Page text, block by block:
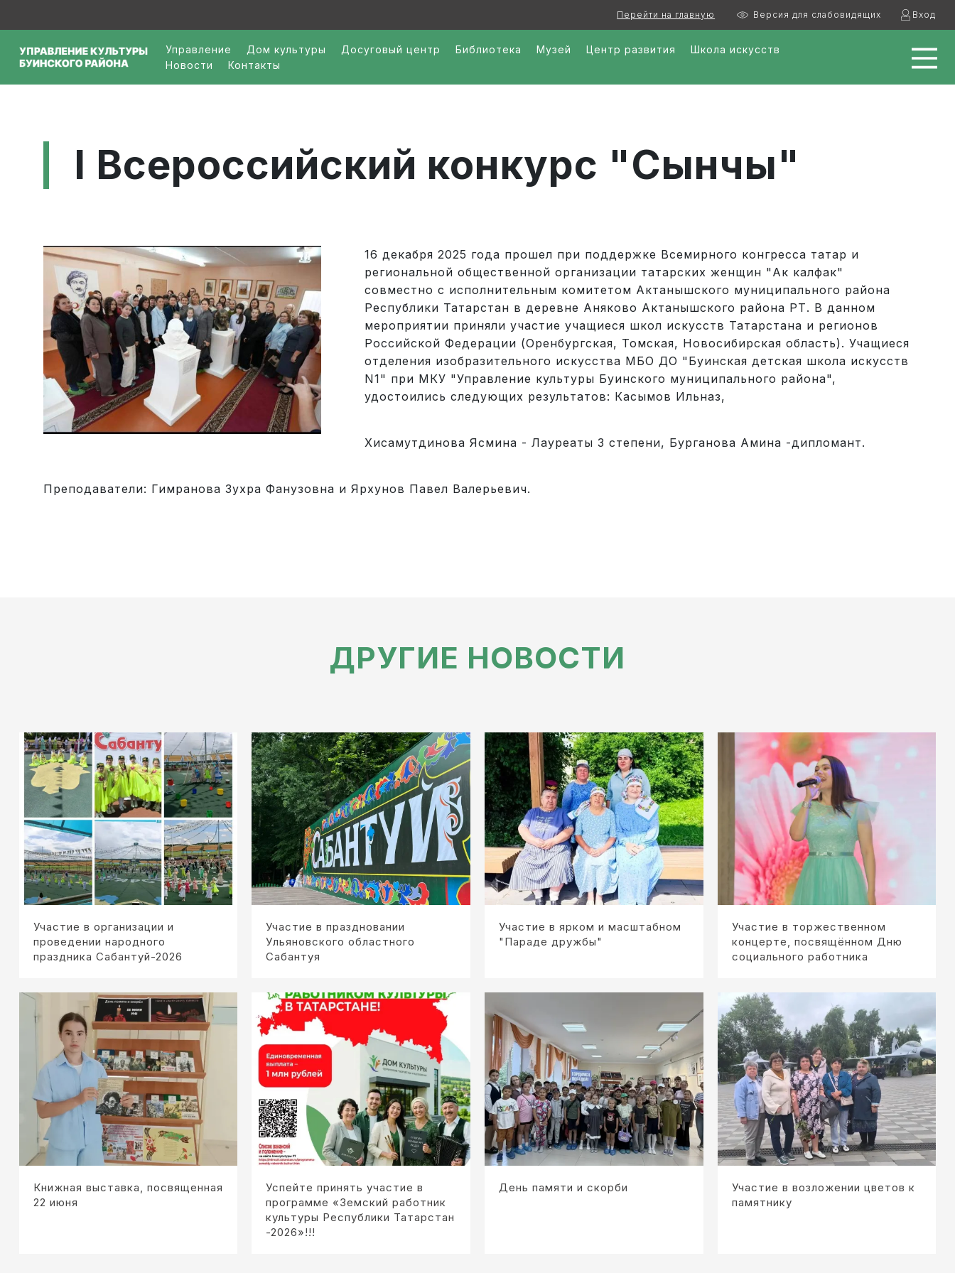
Перейти на главную
Версия для слабовидящих Вход
Main navigation
Управление Дом культуры Досуговый центр Библиотека Музей Центр развития
Школа искусств
Новости
Контакты
I Всероссийский конкурс "Сынчы"
16 декабря 2025 года прошел при поддержке Всемирного конгресса татар и
региональной общественной организации татарских женщин "Ак калфак"
совместно с исполнительным комитетом Актанышского муниципального района
Республики Татарстан в деревне Аняково Актанышского района РТ. В данном
мероприятии приняли участие учащиеся школ искусств Татарстана и регионов
Российской Федерации (Оренбургская, Томская, Новосибирская область). Учащиеся
отделения изобразительного искусства МБО ДО "Буинская детская школа искусств
N1" при МКУ "Управление культуры Буинского муниципального района",
удостоились следующих результатов: Касымов Ильназ,
Хисамутдинова Ясмина - Лауреаты 3 степени, Бурганова Амина -дипломант.
Преподаватели: Гимранова Зухра Фанузовна и Ярхунов Павел Валерьевич.
ДРУГИЕ НОВОСТИ
Участие в организации и
проведении народного
праздника Сабантуй-2026
Участие в праздновании
Ульяновского областного
Сабантуя
Участие в ярком и масштабном
"Параде дружбы"
Участие в торжественном
концерте, посвящённом Дню
социального работника
Книжная выставка, посвященная
22 июня
Успейте принять участие в
программе «Земский работник
культуры Республики Татарстан
-2026»!!!
День памяти и скорби
Участие в возложении цветов к
памятнику